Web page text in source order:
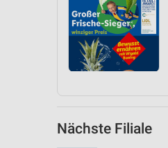
Nächste Filiale